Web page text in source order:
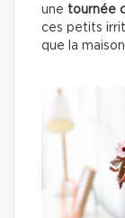
une tournée
ces petits
que la